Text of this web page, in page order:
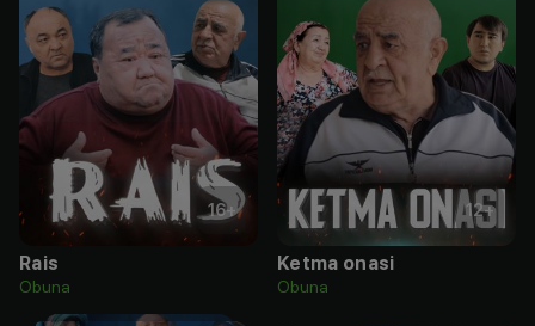
16+
Rais
Obuna
12+
Ketma onasi
Obuna